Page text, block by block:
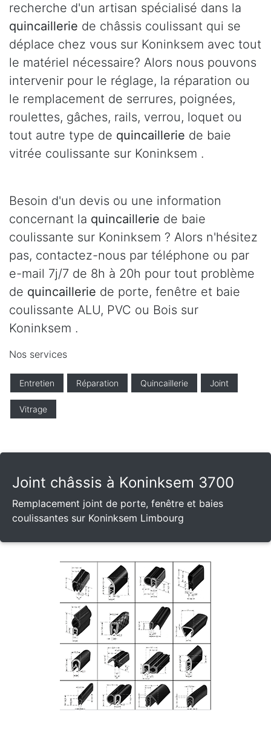
recherche d'un artisan spécialisé dans la
quincaillerie de châssis coulissant qui se
déplace chez vous sur Koninksem avec tout
le matériel nécessaire? Alors nous pouvons
intervenir pour le réglage, la réparation ou
le remplacement de serrures, poignées,
roulettes, gâches, rails, verrou, loquet ou
tout autre type de quincaillerie de baie
vitrée coulissante sur Koninksem .
Besoin d'un devis ou une information
concernant la quincaillerie de baie
coulissante sur Koninksem ? Alors n'hésitez
pas, contactez-nous par téléphone ou par
e-mail 7j/7 de 8h à 20h pour tout problème
de quincaillerie de porte, fenêtre et baie
coulissante ALU, PVC ou Bois sur
Koninksem .
Nos services
Entretien Réparation Quincaillerie Joint
Vitrage
Joint châssis à Koninksem 3700
Remplacement joint de porte, fenêtre et baies
coulissantes sur Koninksem Limbourg